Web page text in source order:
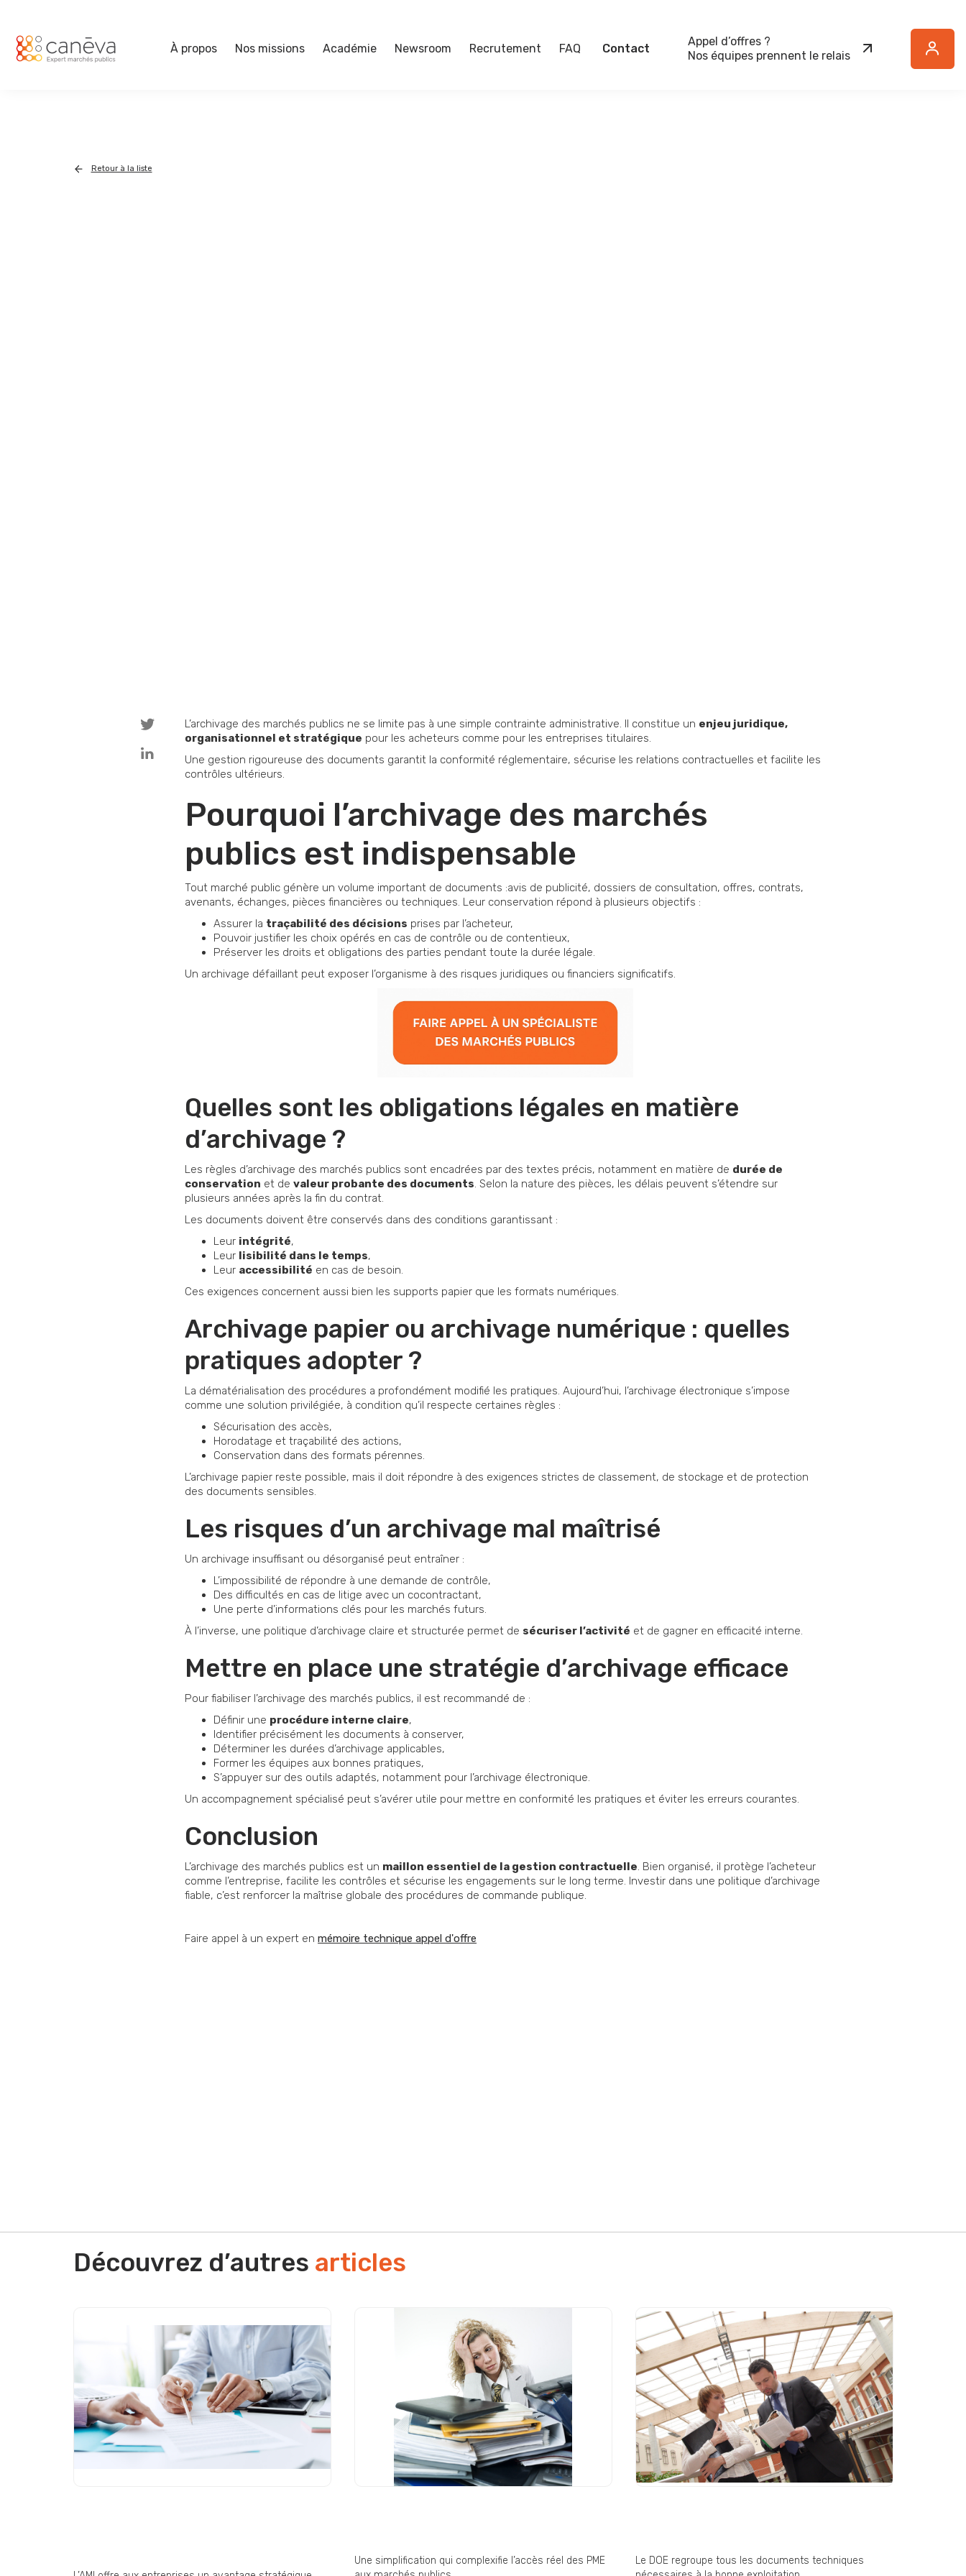
À propos Nos missions Académie Newsroom Recrutement FAQ Contact
Appel d’offres ?
Nos équipes prennent le relais
Button
Retour à la liste
L’archivage des marchés publics ne se limite pas à une simple contrainte administrative. Il constitue un enjeu juridique,
organisationnel et stratégique pour les acheteurs comme pour les entreprises titulaires.
Une gestion rigoureuse des documents garantit la conformité réglementaire, sécurise les relations contractuelles et facilite les
contrôles ultérieurs.
Pourquoi l’archivage des marchés
publics est indispensable
Tout marché public génère un volume important de documents :avis de publicité, dossiers de consultation, offres, contrats,
avenants, échanges, pièces financières ou techniques. Leur conservation répond à plusieurs objectifs :
Assurer la traçabilité des décisions prises par l’acheteur,
Pouvoir justifier les choix opérés en cas de contrôle ou de contentieux,
Préserver les droits et obligations des parties pendant toute la durée légale.
Un archivage défaillant peut exposer l’organisme à des risques juridiques ou financiers significatifs.
Quelles sont les obligations légales en matière
d’archivage ?
Les règles d’archivage des marchés publics sont encadrées par des textes précis, notamment en matière de durée de
conservation et devaleur probante des documents. Selon la nature des pièces, les délais peuvent s’étendre sur
plusieurs années après la fin du contrat.
Les documents doivent être conservés dans des conditions garantissant :
Leur intégrité,
Leur lisibilité dans le temps,
Leur accessibilité en cas de besoin.
Ces exigences concernent aussi bien les supports papier que les formats numériques.
Archivage papier ou archivage numérique : quelles
pratiques adopter ?
La dématérialisation des procédures a profondément modifié les pratiques. Aujourd’hui, l’archivage électronique s’impose
comme une solution privilégiée, à condition qu’il respecte certaines règles :
Sécurisation des accès,
Horodatage et traçabilité des actions,
Conservation dans des formats pérennes.
L’archivage papier reste possible, mais il doit répondre à des exigences strictes de classement, de stockage et de protection
des documents sensibles.
Les risques d’un archivage mal maîtrisé
Un archivage insuffisant ou désorganisé peut entraîner :
L’impossibilité de répondre à une demande de contrôle,
Des difficultés en cas de litige avec un cocontractant,
Une perte d’informations clés pour les marchés futurs.
À l’inverse, une politique d’archivage claire et structurée permet de sécuriser l’activité et de gagner en efficacité interne.
Mettre en place une stratégie d’archivage efficace
Pour fiabiliser l’archivage des marchés publics, il est recommandé de :
Définir une procédure interne claire,
Identifier précisément les documents à conserver,
Déterminer les durées d’archivage applicables,
Former les équipes aux bonnes pratiques,
S’appuyer sur des outils adaptés, notamment pour l’archivage électronique.
Un accompagnement spécialisé peut s’avérer utile pour mettre en conformité les pratiques et éviter les erreurs courantes.
Conclusion
L’archivage des marchés publics est un maillon essentiel de la gestion contractuelle. Bien organisé, il protège l’acheteur
comme l’entreprise, facilite les contrôles et sécurise les engagements sur le long terme. Investir dans une politique d’archivage
fiable, c’est renforcer la maîtrise globale des procédures de commande publique.
Faire appel à un expert enmémoire technique appel d'offre
Découvrez d’autres articles
Une simplification qui complexifie l’accès réel des PME
Le DOE regroupe tous les documents techniques